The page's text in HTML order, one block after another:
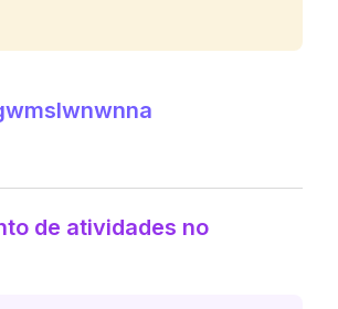
de atividades no